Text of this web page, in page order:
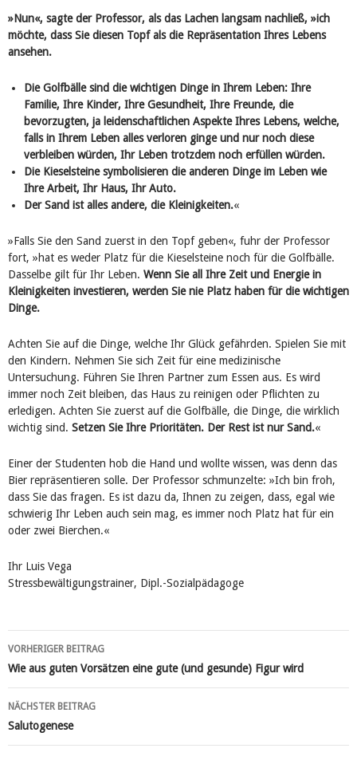
»Nun«, sagte der Professor, als das Lachen langsam nachließ, »ich
möchte, dass Sie diesen Topf als die Repräsentation Ihres Lebens
ansehen.
Die Golfbälle sind die wichtigen Dinge in Ihrem Leben: Ihre
Familie, Ihre Kinder, Ihre Gesundheit, Ihre Freunde, die
bevorzugten, ja leidenschaftlichen Aspekte Ihres Lebens, welche,
falls in Ihrem Leben alles verloren ginge und nur noch diese
verbleiben würden, Ihr Leben trotzdem noch erfüllen würden.
Die Kieselsteine symbolisieren die anderen Dinge im Leben wie
Ihre Arbeit, Ihr Haus, Ihr Auto.
Der Sand ist alles andere, die Kleinigkeiten.«
»Falls Sie den Sand zuerst in den Topf geben«, fuhr der Professor
fort, »hat es weder Platz für die Kieselsteine noch für die Golfbälle.
Dasselbe gilt für Ihr Leben. Wenn Sie all Ihre Zeit und Energie in
Kleinigkeiten investieren, werden Sie nie Platz haben für die wichtigen
Dinge.
Achten Sie auf die Dinge, welche Ihr Glück gefährden. Spielen Sie mit
den Kindern. Nehmen Sie sich Zeit für eine medizinische
Untersuchung. Führen Sie Ihren Partner zum Essen aus. Es wird
immer noch Zeit bleiben, das Haus zu reinigen oder Pflichten zu
erledigen. Achten Sie zuerst auf die Golfbälle, die Dinge, die wirklich
wichtig sind. Setzen Sie Ihre Prioritäten. Der Rest ist nur Sand.«
Einer der Studenten hob die Hand und wollte wissen, was denn das
Bier repräsentieren solle. Der Professor schmunzelte: »Ich bin froh,
dass Sie das fragen. Es ist dazu da, Ihnen zu zeigen, dass, egal wie
schwierig Ihr Leben auch sein mag, es immer noch Platz hat für ein
oder zwei Bierchen.«
Ihr Luis Vega
Stressbewältigungstrainer, Dipl.-Sozialpädagoge
Beitragsnavigation
VORHERIGER BEITRAG
Wie aus guten Vorsätzen eine gute (und gesunde) Figur wird
NÄCHSTER BEITRAG
Salutogenese